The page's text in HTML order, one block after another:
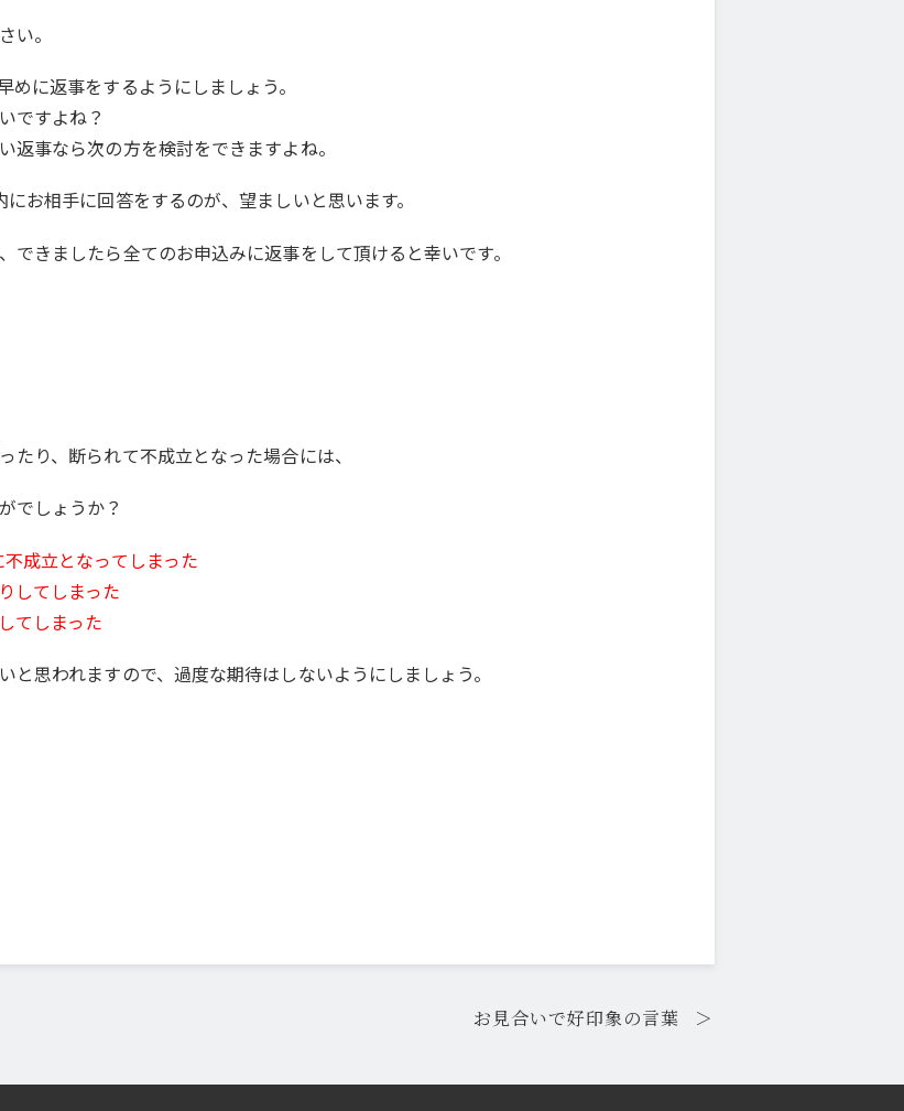
い。
に返事をするようにしましょう。
ですよね？
事なら次の方を検討をできますよね。
お相手に回答をするのが、望ましいと思います。
きましたら全てのお申込みに返事をして頂けると幸いです。
り、断られて不成立となった場合には、
でしょうか？
成立となってしまった
してしまった
てしまった
思われますので、過度な期待はしないようにしましょう。
お見合いで好印象の言葉 ＞